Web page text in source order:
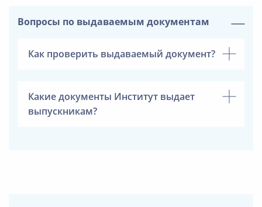
Вопросы по выдаваемым документам
Как проверить выдаваемый документ?
Какие документы Институт выдает
выпускникам?